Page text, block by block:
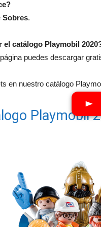
Sobres.
el catálogo Playmobil
puedes descargar
en nuestro catálogo
Playmobil